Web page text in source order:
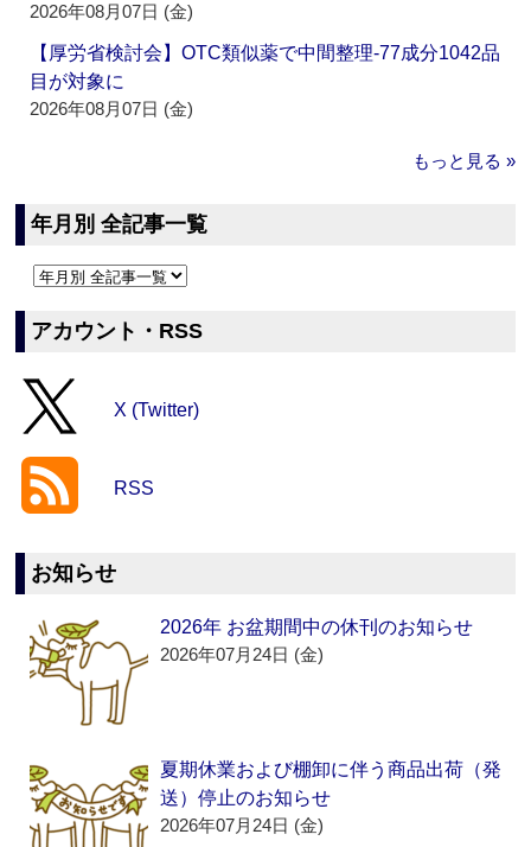
2026年08月07日 (金)
【厚労省検討会】OTC類似薬で中間整理‐77成分1042品
目が対象に
2026年08月07日 (金)
もっと見る »
年月別 全記事一覧
アカウント・RSS
X (Twitter)
RSS
お知らせ
2026年 お盆期間中の休刊のお知らせ
2026年07月24日 (金)
夏期休業および棚卸に伴う商品出荷（発
送）停止のお知らせ
2026年07月24日 (金)